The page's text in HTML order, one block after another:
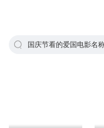
国庆节看的爱国电影名